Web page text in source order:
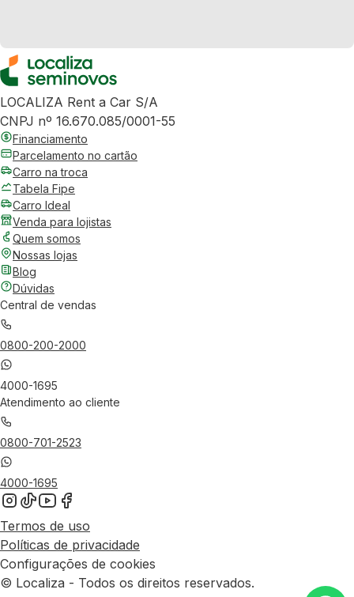
LOCALIZA Rent a Car S/A
CNPJ nº 16.670.085/0001-55
Financiamento
Parcelamento no cartão
Carro na troca
Tabela Fipe
Carro Ideal
Venda para lojistas
Quem somos
Nossas lojas
Blog
Dúvidas
Central de vendas
0800-200-2000
4000-1695
Atendimento ao cliente
0800-701-2523
4000-1695
Termos de uso
Políticas de privacidade
Configurações de cookies
© Localiza - Todos os direitos reservados.